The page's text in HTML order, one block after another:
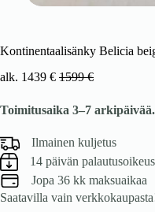
Kontinentaalisänky Belicia
alk. 1439 € 1599€
Toimitusaika 3–7
Ilmainen kuljetus
14 päivän palautusoikeus
Jopa 36 kk maksuaikaa
Saatavilla vain